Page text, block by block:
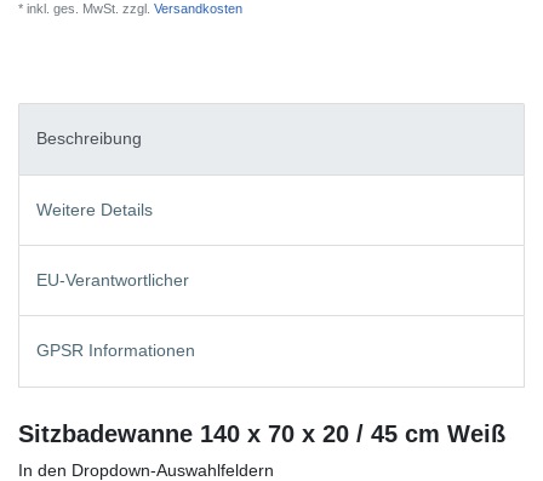
* inkl. ges. MwSt. zzgl. Versandkosten
Beschreibung
Weitere Details
EU-Verantwortlicher
GPSR Informationen
Sitzbadewanne 140 x 70 x 20 / 45 cm Weiß
In den Dropdown-Auswahlfeldern